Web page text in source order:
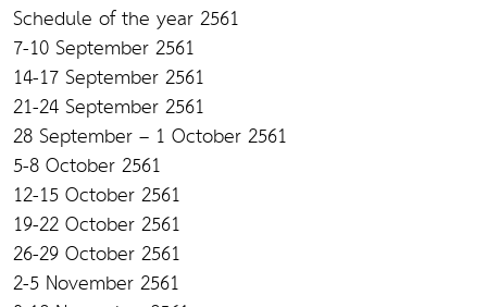
Schedule of the year 2561
7-10 September 2561
14-17 September 2561
21-24 September 2561
28 September – 1 October 2561
5-8 October 2561
12-15 October 2561
19-22 October 2561
26-29 October 2561
2-5 November 2561